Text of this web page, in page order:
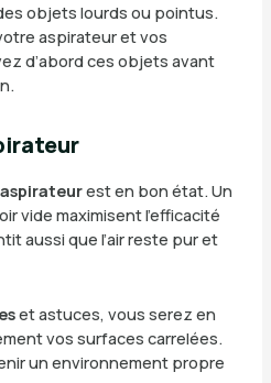
objets lourds ou pointus.
aspirateur et vos
d’abord ces objets avant
aspirateurest en bon état. Un
vide maximisent l’efficacité
aussi que l’air reste pur et
et astuces, vous serez en
vos surfaces carrelées.
un environnement propre